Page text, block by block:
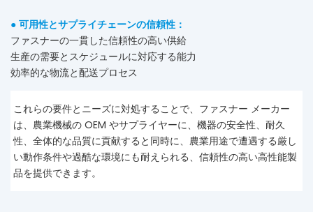
● 可用性とサプライチェーンの信頼性：
ファスナーの一貫した信頼性の高い供給
生産の需要とスケジュールに対応する能力
効率的な物流と配送プロセス
これらの要件とニーズに対処することで、ファスナー メーカー
は、農業機械の OEM やサプライヤーに、機器の安全性、耐久
性、全体的な品質に貢献すると同時に、農業用途で遭遇する厳し
い動作条件や過酷な環境にも耐えられる、信頼性の高い高性能製
品を提供できます。